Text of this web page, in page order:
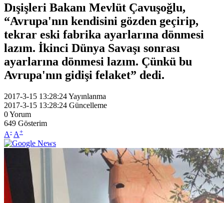
Dışişleri Bakanı Mevlüt Çavuşoğlu,
“Avrupa'nın kendisini gözden geçirip,
tekrar eski fabrika ayarlarına dönmesi
lazım. İkinci Dünya Savaşı sonrası
ayarlarına dönmesi lazım. Çünkü bu
Avrupa'nın gidişi felaket” dedi.
2017-3-15 13:28:24Yayınlanma
2017-3-15 13:28:24 Güncelleme
0Yorum
649 Gösterim
A- A+